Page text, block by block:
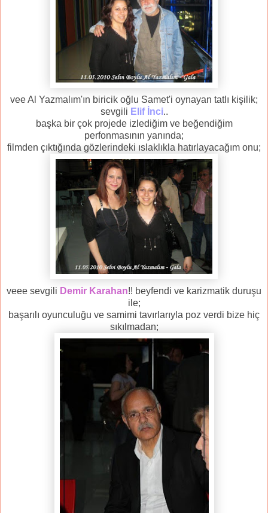
vee Al Yazmalım'ın biricik oğlu Samet'i oynayan tatlı kişilik;
sevgili Elif İnci..
başka bir çok projede izlediğim ve beğendiğim
perfonmasının yanında;
filmden çıktığında gözlerindeki ıslaklıkla hatırlayacağım onu;
veee sevgili Demir Karahan!! beyfendi ve karizmatik duruşu
ile;
başarılı oyunculuğu ve samimi tavırlarıyla poz verdi bize hiç
sıkılmadan;